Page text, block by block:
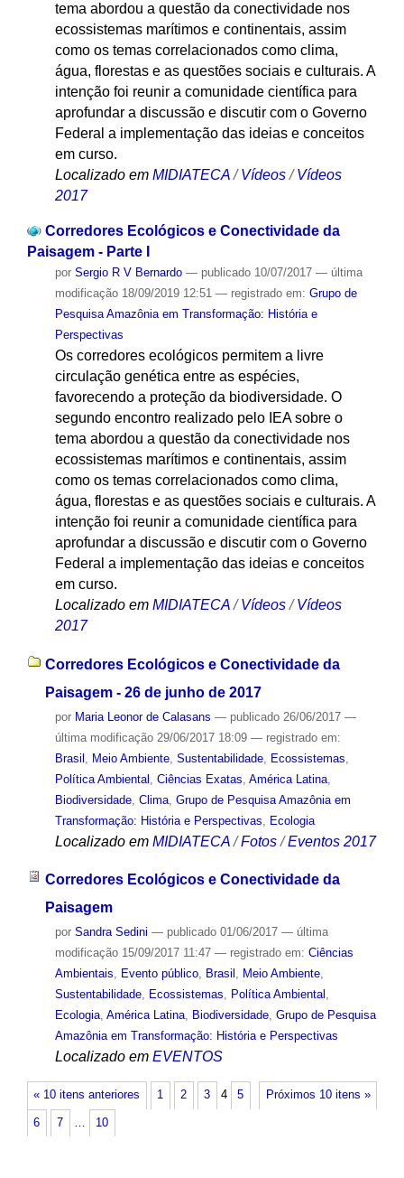
tema abordou a questão da conectividade nos
ecossistemas marítimos e continentais, assim
como os temas correlacionados como clima,
água, florestas e as questões sociais e culturais. A
intenção foi reunir a comunidade científica para
aprofundar a discussão e discutir com o Governo
Federal a implementação das ideias e conceitos
em curso.
Localizado em MIDIATECA /Vídeos /Vídeos
2017
Corredores Ecológicos e Conectividade da
Paisagem - Parte I
por Sergio R V Bernardo — publicado10/07/2017 — última
modificação18/09/2019 12:51 — registrado em: Grupo de
Pesquisa Amazônia em Transformação: História e
Perspectivas
Os corredores ecológicos permitem a livre
circulação genética entre as espécies,
favorecendo a proteção da biodiversidade. O
segundo encontro realizado pelo IEA sobre o
tema abordou a questão da conectividade nos
ecossistemas marítimos e continentais, assim
como os temas correlacionados como clima,
água, florestas e as questões sociais e culturais. A
intenção foi reunir a comunidade científica para
aprofundar a discussão e discutir com o Governo
Federal a implementação das ideias e conceitos
em curso.
Localizado em MIDIATECA /Vídeos /Vídeos
2017
Corredores Ecológicos e Conectividade da
Paisagem - 26 de junho de 2017
por Maria Leonor de Calasans — publicado26/06/2017 —
última modificação29/06/2017 18:09 — registrado em:
Brasil
Meio Ambiente, Sustentabilidade, Ecossistemas
Política Ambiental Ciências Exatas América Latina,
Biodiversidade, Clima, Grupo de Pesquisa Amazônia em
Transformação: História e Perspectivas
Ecologia
Localizado em MIDIATECA /Fotos /Eventos 2017
Corredores Ecológicos e Conectividade da
Paisagem
por Sandra Sedini — publicado01/06/2017 — última
modificação15/09/2017 11:47 — registrado em: Ciências
Ambientais, Evento público, Brasil , Meio Ambiente,
Sustentabilidade, Ecossistemas, Política Ambiental ,
Ecologia, América Latina, Biodiversidade, Grupo de Pesquisa
Amazônia em Transformação: História e Perspectivas
Localizado em EVENTOS
« 10 itens anteriores Próximos 10 itens »
1 2 3 4 5
6 7 … 10